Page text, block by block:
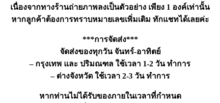
เนื่องจากทางร้านถ่ายภาพลงเป็นตัวอย่าง เพียง 1 องค์เท่านั้น
หากลูกค้าต้องการทราบหมายเลขเพิ่มเติม ทักแชทได้เลยค่ะ
***การจัดส่ง***
จัดส่งของทุกวัน จันทร์-อาทิตย์
– กรุงเทพ และ ปริมณฑล ใช้เวลา 1-2 วัน ทำการ
– ต่างจังหวัด ใช้เวลา 2-3 วัน ทำการ
หากท่านไม่ได้รับของภายในเวลาที่กำหนด